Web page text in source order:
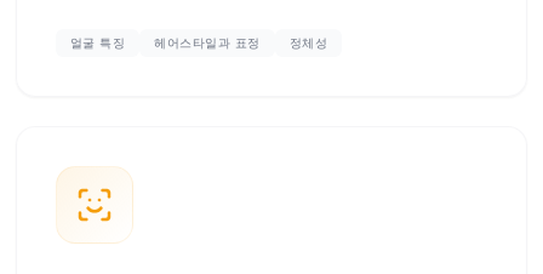
얼굴 특징 헤어스타일과 표정 정체성